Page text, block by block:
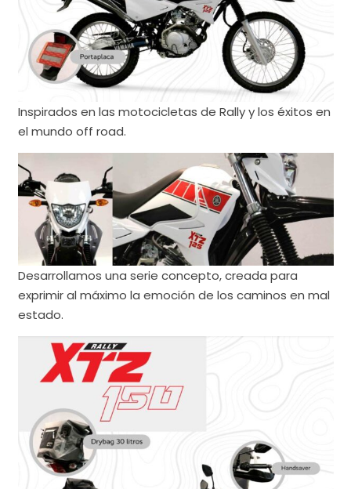
Inspirados en las motocicletas de Rally y los éxitos en
el mundo off road.
Desarrollamos una serie concepto, creada para
exprimir al máximo la emoción de los caminos en mal
estado.